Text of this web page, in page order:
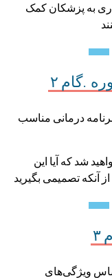
به پزشکان کمک
گام ۲.
درمانی مناسب
شد که آیا این
ویژگی‌های